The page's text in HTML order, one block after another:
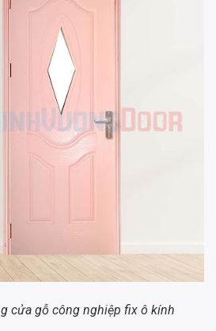
cửa gỗ công nghiệp fix ô kính